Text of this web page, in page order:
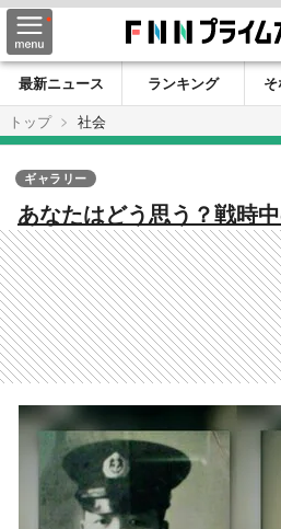
最新ニュース ランキング
トップ
社会
あなたはどう思う？戦時
化 肯定的な意見と共に
の記憶を後世につなぐた
不正解なのか模索は続く
ギャラリー